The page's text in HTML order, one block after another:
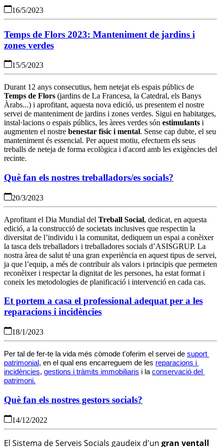
16/5/2023
Temps de Flors 2023: Manteniment de jardins i
zones verdes
15/5/2023
Durant 12 anys consecutius, hem netejat els espais públics de
Temps de Flors (jardins de La Francesa, la Catedral, els Banys
Àrabs...) i aprofitant, aquesta nova edició, us presentem el nostre
servei de manteniment de jardins i zones verdes. Sigui en habitatges,
instal·lacions o espais públics, les àrees verdes són estimulants i
augmenten el nostre benestar físic i mental. Sense cap dubte, el seu
manteniment és essencial. Per aquest motiu, efectuem els seus
treballs de neteja de forma ecològica i d'acord amb les exigències del
recinte.
Què fan els nostres treballadors/es socials?
20/3/2023
Aprofitant el Dia Mundial del Treball Social, dedicat, en aquesta
edició, a la construcció de societats inclusives que respectin la
diversitat de l’individu i la comunitat, dediquem un espai a conèixer
la tasca dels treballadors i treballadores socials d’ASISGRUP. La
nostra àrea de salut té una gran experiència en aquest tipus de servei,
ja que l’equip, a més de contribuir als valors i principis que permeten
reconèixer i respectar la dignitat de les persones, ha estat format i
coneix les metodologies de planificació i intervenció en cada cas.
Et portem a casa el professional adequat per a les
reparacions i incidències
18/1/2023
Per tal de fer-te la vida més còmode t'oferim el servei de suport
patrimonial , en el qual ens encarreguem de les reparacions i
incidències, gestions i tràmits immobiliaris i la conservació del
patrimoni.
Què fan els nostres gestors socials?
14/12/2022
El Sistema de Serveis Socials gaudeix d'un gran ventall